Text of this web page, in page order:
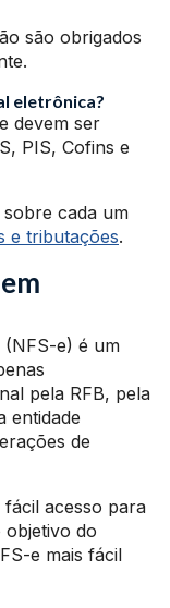
são obrigados
eletrônica?
devem ser
PIS, Cofins e
cada um
e tributações.
(NFS-e) é um
pela RFB, pela
entidade
de
acesso para
do
e mais fácil